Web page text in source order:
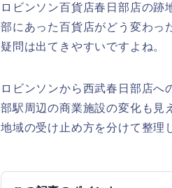
ロビンソン百貨店春日部店の跡
部にあった百貨店がどう変わっ
疑問は出てきやすいですよね。
ロビンソンから西武春日部店へ
部駅周辺の商業施設の変化も見
地域の受け止め方を分けて整理